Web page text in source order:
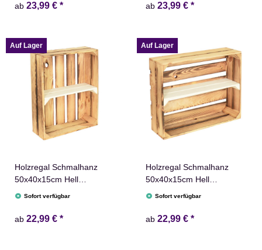
ab 23,99 € * ab 23,99 € *
Auf Lager
Holzregal Schmalhanz
50x40x15cm Hell
Geflammt Weiß 1x Kurzes
Sofort verfügbar
ab 22,99 € *
Auf Lager
Holzregal Schmalhanz
50x40x15cm Hell
Geflammt Weiß 1x Langes
Sofort verfügbar
ab 22,99 € *